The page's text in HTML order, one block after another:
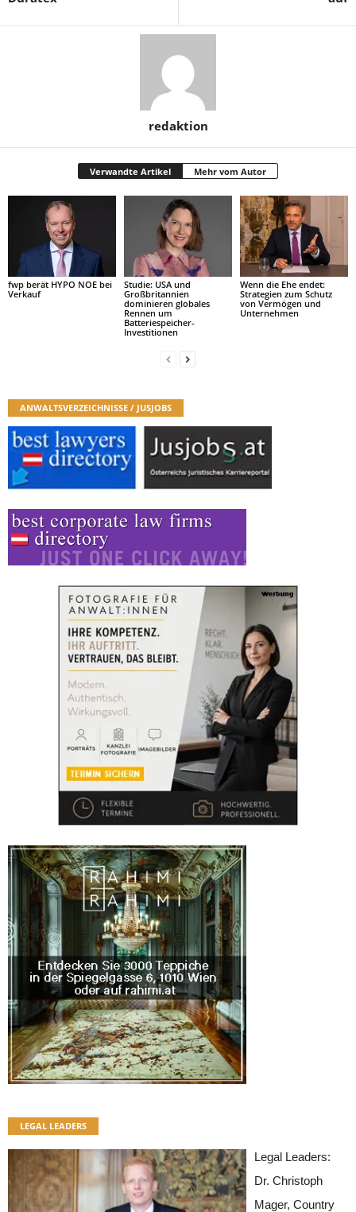
redaktion
Verwandte Artikel Mehr vom Autor
fwp berät HYPO NOE bei
Verkauf
Studie: USA und
Großbritannien
dominieren globales
Rennen um
Batteriespeicher-
Investitionen
Wenn die Ehe endet:
Strategien zum Schutz
von Vermögen und
Unternehmen
ANWALTSVERZEICHNISSE / JUSJOBS
LEGAL LEADERS
Legal Leaders:
Dr. Christoph
Mager, Country